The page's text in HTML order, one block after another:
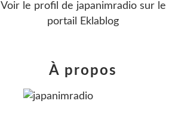
Voir le profil de japanimradiosur le
portail Eklablog
À propos